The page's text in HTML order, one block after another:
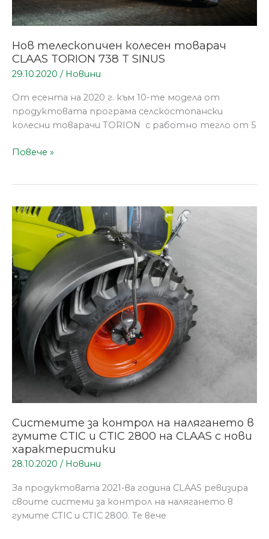
Нов телескопичен колесен товарач
CLAAS TORION 738 T SINUS
29.10.2020 / Новини
От есента на 2020 г. към 10-те модела от
продуктовата програма селскостопански
колесни товарачи TORION с работно тегло от 5
Повече »
Системите за контрол на налягането в
гумите CTIC и CTIC 2800 на CLAAS с нови
характеристики
28.10.2020 / Новини
За продуктовата 2021-ва година CLAAS ревизира
своите системи за контрол на налягането в
гумите CTIC и CTIC 2800. Те вече
Системите
контрол
на
налягането
в
гумите
CTIC
2800
нови
характеристики